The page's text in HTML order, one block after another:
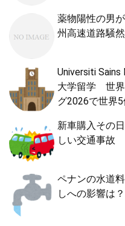
薬物陽性の男
州高速道路騒然
Universiti
大学留学 世界
グ2026で世界5
新車購入その
しい交通事故
ペナンの水道
しへの影響は？